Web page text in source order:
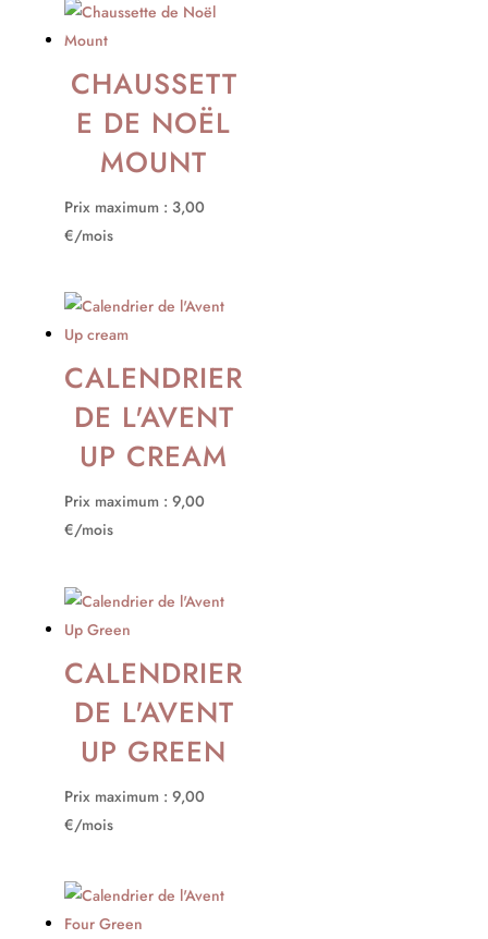
CHAUSSETT
E DE NOËL
MOUNT
Prix maximum : 3,00
€/mois
CALENDRIER
DE L'AVENT
UP CREAM
Prix maximum : 9,00
€/mois
CALENDRIER
DE L'AVENT
UP GREEN
Prix maximum : 9,00
€/mois